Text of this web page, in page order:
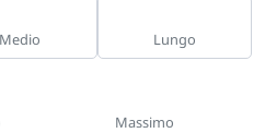
Medio Lungo
Massimo